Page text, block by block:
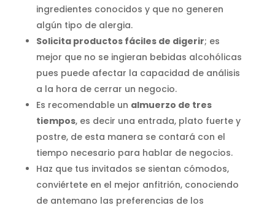
ingredientes conocidos y que no generen
algún tipo de alergia.
Solicita productos fáciles de digerir; es
mejor que no se ingieran bebidas alcohólicas
pues puede afectar la capacidad de análisis
a la hora de cerrar un negocio.
Es recomendable un almuerzo de tres
tiempos, es decir una entrada, plato fuerte y
postre, de esta manera se contará con el
tiempo necesario para hablar de negocios.
Haz que tus invitados se sientan cómodos,
conviértete en el mejor anfitrión, conociendo
de antemano las preferencias de los